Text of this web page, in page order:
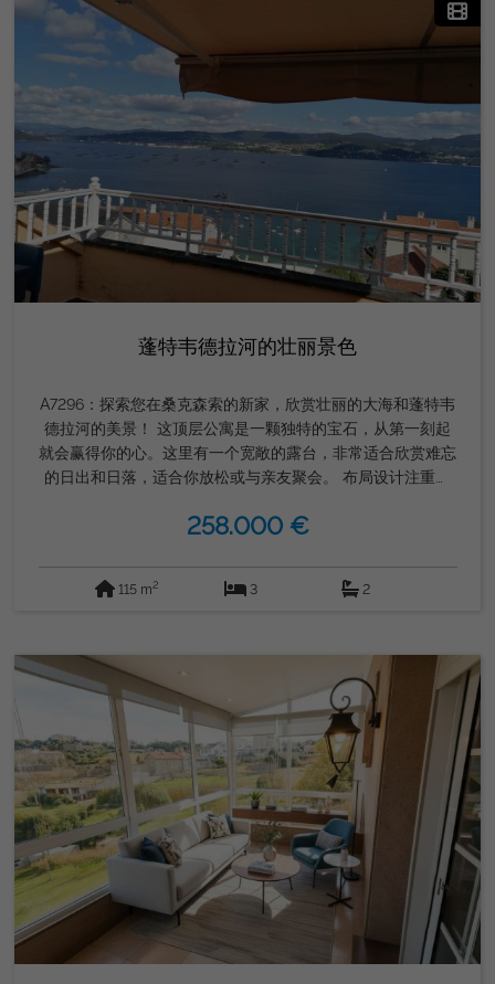
Inmobiliaria推广，欢迎随时通过626886523联系我们获取更
多信息。不要错过在黄金地段建立企业的机会！
蓬特韦德拉河的壮丽景色
A7296：探索您在桑克森索的新家，欣赏壮丽的大海和蓬特韦
德拉河的美景！ 这顶层公寓是一颗独特的宝石，从第一刻起
就会赢得你的心。这里有一个宽敞的露台，非常适合欣赏难忘
的日出和日落，适合你放松或与亲友聚会。 布局设计注重您
您烹饪喜爱菜肴，以及一个充满自然光的宽敞客厅，让您创造
的车库和储藏室。这里没有电梯，房屋和车库通过舒适的楼梯
258.000 €
115 m2 3 2